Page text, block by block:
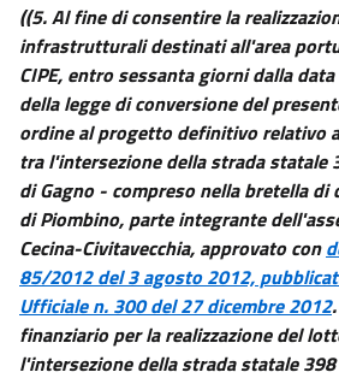
((5. Al fine di consentire la
infrastrutturali destinati all'area
CIPE, entro sessanta giorni dalla
della legge di conversione del
ordine al progetto definitivo relativo
tra l'intersezione della strada statale
di Gagno - compreso nella bretella
di Piombino, parte integrante
Cecina-Civitavecchia, approvato con
85/2012 del 3 agosto 2012,
Ufficiale n. 300 del 27 dicembre 2012
finanziario per la realizzazione del
l'intersezione della strada statale